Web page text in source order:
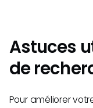
Astuces
de
Pour améliorer